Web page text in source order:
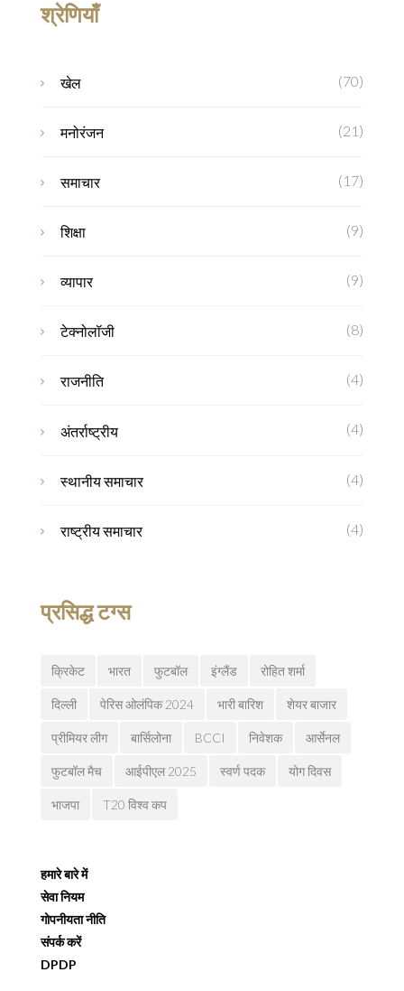
श्रेणियाँ
खेल (70)
मनोरंजन (21)
समाचार (17)
शिक्षा (9)
व्यापार (9)
टेक्नोलॉजी (8)
राजनीति (4)
अंतर्राष्ट्रीय (4)
स्थानीय समाचार (4)
राष्ट्रीय समाचार (4)
प्रसिद्ध टग्स
क्रिकेट भारत फुटबॉल इंग्लैंड रोहित शर्मा
दिल्ली पेरिस ओलंपिक 2024 भारी बारिश शेयर बाजार
प्रीमियर लीग बार्सिलोना BCCI निवेशक आर्सेनल
फुटबॉल मैच आईपीएल 2025 स्वर्ण पदक योग दिवस
भाजपा T20 विश्व कप
हमारे बारे में
सेवा नियम
गोपनीयता नीति
संपर्क करें
DPDP